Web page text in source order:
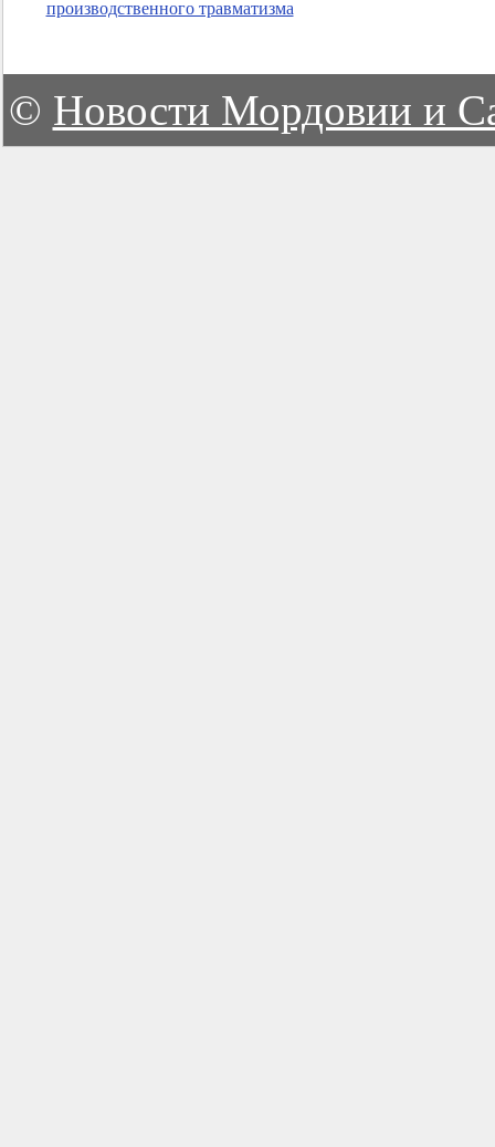
производственного травматизма
© Новости Мордовии и